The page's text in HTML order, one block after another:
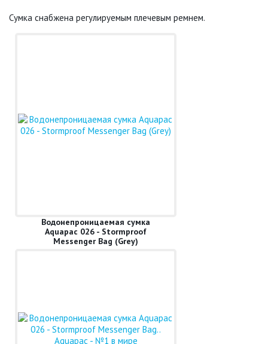
Сумка снабжена регулируемым плечевым ремнем.
Водонепроницаемая сумка
Aquapac 026 - Stormproof
Messenger Bag (Grey)